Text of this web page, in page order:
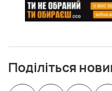
Поділіться